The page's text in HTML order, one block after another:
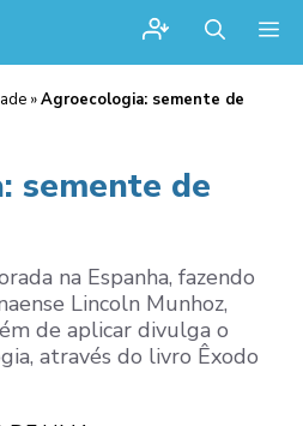
»Agroecologia: semente de
semente de
na Espanha, fazendo
Lincoln Munhoz,
de aplicar divulga o
através do livro Êxodo